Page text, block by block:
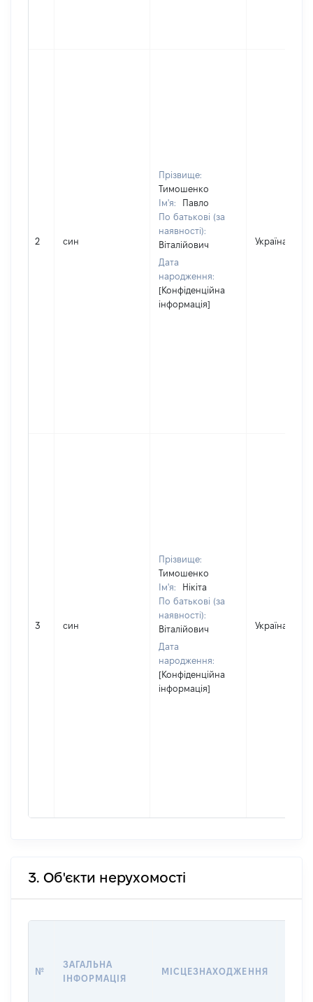
2 син
Прізвище:
Тимошенко
Ім'я:
Павло
По батькові (за
наявності):
Віталійович
Дата
народження:
[Конфіденційна
інформація]
Україна
3 син
Прізвище:
Тимошенко
Ім'я:
Нікіта
По батькові (за
наявності):
Віталійович
Дата
народження:
[Конфіденційна
інформація]
Україна
3. Об'єкти нерухомості
№
ЗАГАЛЬНА
ІНФОРМАЦІЯ
МІСЦЕЗНАХОДЖЕННЯ